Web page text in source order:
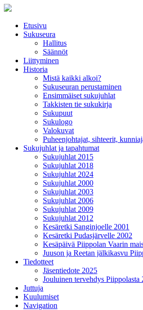
Etusivu
Sukuseura
Hallitus
Säännöt
Liittyminen
Historia
Mistä kaikki alkoi?
Sukuseuran perustaminen
Ensimmäiset sukujuhlat
Takkisten tie sukukirja
Sukupuut
Sukulogo
Valokuvat
Puheenjohtajat, sihteerit,
Sukujuhlat ja tapahtumat
Sukujuhlat 2015
Sukujuhlat 2018
Sukujuhlat 2024
Sukujuhlat 2000
Sukujuhlat 2003
Sukujuhlat 2006
Sukujuhlat 2009
Sukujuhlat 2012
Kesäretki Sanginjoelle 2001
Kesäretki Pudasjärvelle 2002
Kesäpäivä Piippolan Vaarin
Juuson ja Reetan jälkikasvu
Tiedotteet
Jäsentiedote 2025
Jouluinen tervehdys Piippolasta
Juttuja
Kuulumiset
Navigation